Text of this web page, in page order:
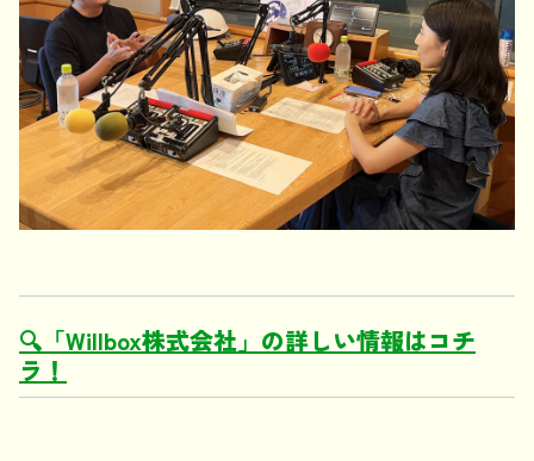
🔍「Willbox株式会社」の詳しい情報はコチ
ラ！